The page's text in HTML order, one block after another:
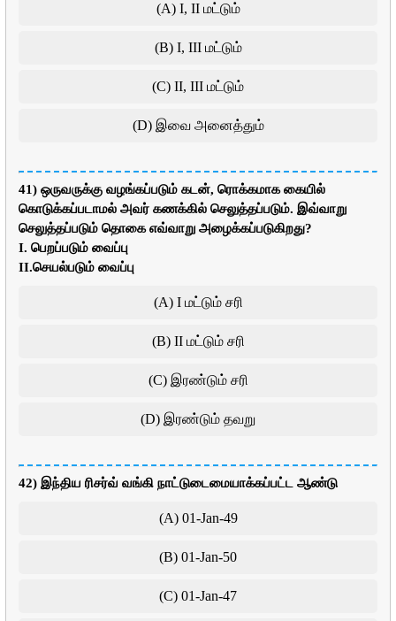
(A) I, II மட்டும்
(B) I, III மட்டும்
(C) II, III மட்டும்
(D) இவை அனைத்தும்
41) ஒருவருக்கு வழங்கப்படும் கடன், ரொக்கமாக கையில்
கொடுக்கப்படாமல் அவர் கணக்கில் செலுத்தப்படும். இவ்வாறு
செலுத்தப்படும் தொகை எவ்வாறு அழைக்கப்படுகிறது?
I. பெறப்படும் வைப்பு
II.செயல்படும் வைப்பு
(A) I மட்டும் சரி
(B) II மட்டும் சரி
(C) இரண்டும் சரி
(D) இரண்டும் தவறு
42) இந்திய ரிசர்வ் வங்கி நாட்டுடைமையாக்கப்பட்ட ஆண்டு
(A) 01-Jan-49
(B) 01-Jan-50
(C) 01-Jan-47